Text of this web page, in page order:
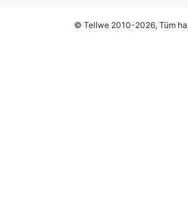
© Tellwe 2010-2026, Tüm